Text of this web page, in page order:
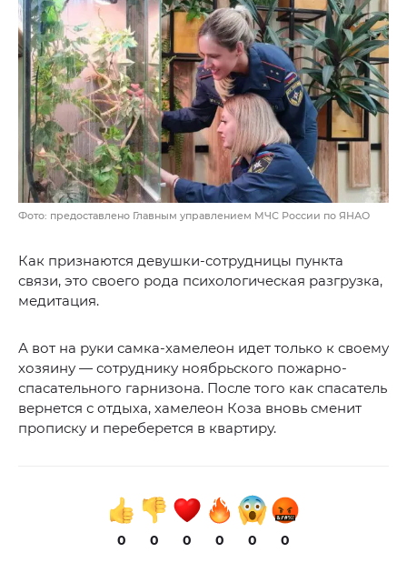
Фото: предоставлено Главным управлением МЧС России по ЯНАО
Как признаются девушки-сотрудницы пункта
связи, это своего рода психологическая разгрузка,
медитация.
А вот на руки самка-хамелеон идет только к своему
хозяину — сотруднику ноябрьского пожарно-
спасательного гарнизона. После того как спасатель
вернется с отдыха, хамелеон Коза вновь сменит
прописку и переберется в квартиру.
0 0 0 0 0 0